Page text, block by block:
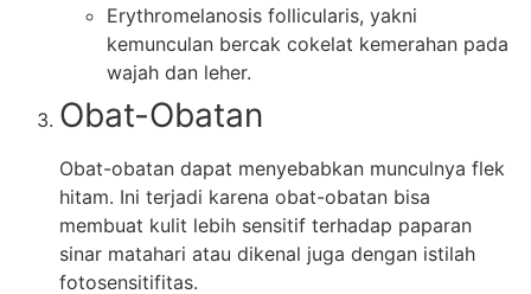
Erythromelanosis follicularis, yakni
kemunculan bercak cokelat kemerahan pada
wajah dan leher.
Obat-Obatan
Obat-obatan dapat menyebabkan munculnya flek
hitam. Ini terjadi karena obat-obatan bisa
membuat kulit lebih sensitif terhadap paparan
sinar matahari atau dikenal juga dengan istilah
fotosensitifitas.